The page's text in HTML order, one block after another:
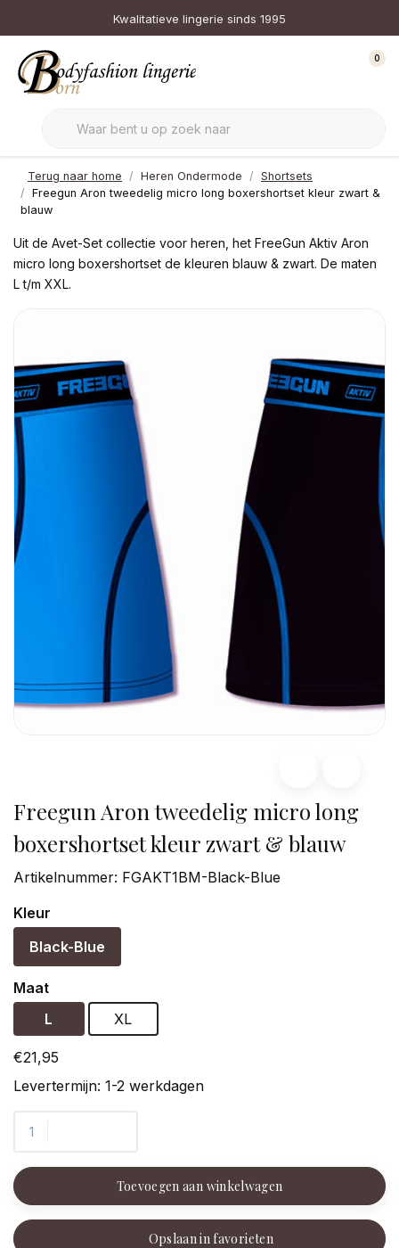
Kwalitatieve lingerie sinds 1995
0
Terug naar home Heren Ondermode
Shortsets
Freegun Aron tweedelig micro long boxershortset kleur zwart &
blauw
Uit de Avet-Set collectie voor heren, het FreeGun Aktiv Aron
micro long boxershortset de kleuren blauw & zwart. De maten
L t/m XXL.
Freegun Aron tweedelig micro long
boxershortset kleur zwart & blauw
Artikelnummer: FGAKT1BM-Black-Blue
Kleur
Black-Blue
Maat
L
XL
€21,95
Levertermijn: 1-2 werkdagen
Toevoegen aan winkelwagen
Opslaan in favorieten